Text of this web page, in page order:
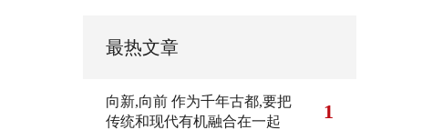
最热文章
向新,向前 作为千年古都,要把
传统和现代有机融合在一起
1